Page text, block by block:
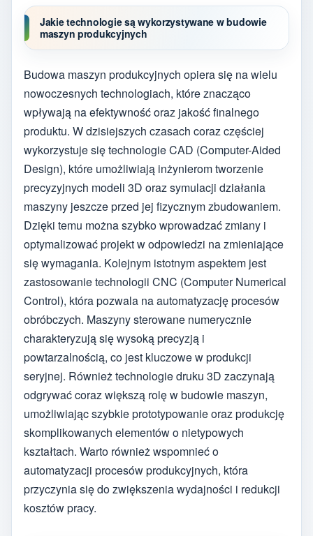
Jakie technologie są wykorzystywane w budowie
maszyn produkcyjnych
Budowa maszyn produkcyjnych opiera się na wielu
nowoczesnych technologiach, które znacząco
wpływają na efektywność oraz jakość finalnego
produktu. W dzisiejszych czasach coraz częściej
wykorzystuje się technologie CAD (Computer-Aided
Design), które umożliwiają inżynierom tworzenie
precyzyjnych modeli 3D oraz symulacji działania
maszyny jeszcze przed jej fizycznym zbudowaniem.
Dzięki temu można szybko wprowadzać zmiany i
optymalizować projekt w odpowiedzi na zmieniające
się wymagania. Kolejnym istotnym aspektem jest
zastosowanie technologii CNC (Computer Numerical
Control), która pozwala na automatyzację procesów
obróbczych. Maszyny sterowane numerycznie
charakteryzują się wysoką precyzją i
powtarzalnością, co jest kluczowe w produkcji
seryjnej. Również technologie druku 3D zaczynają
odgrywać coraz większą rolę w budowie maszyn,
umożliwiając szybkie prototypowanie oraz produkcję
skomplikowanych elementów o nietypowych
kształtach. Warto również wspomnieć o
automatyzacji procesów produkcyjnych, która
przyczynia się do zwiększenia wydajności i redukcji
kosztów pracy.